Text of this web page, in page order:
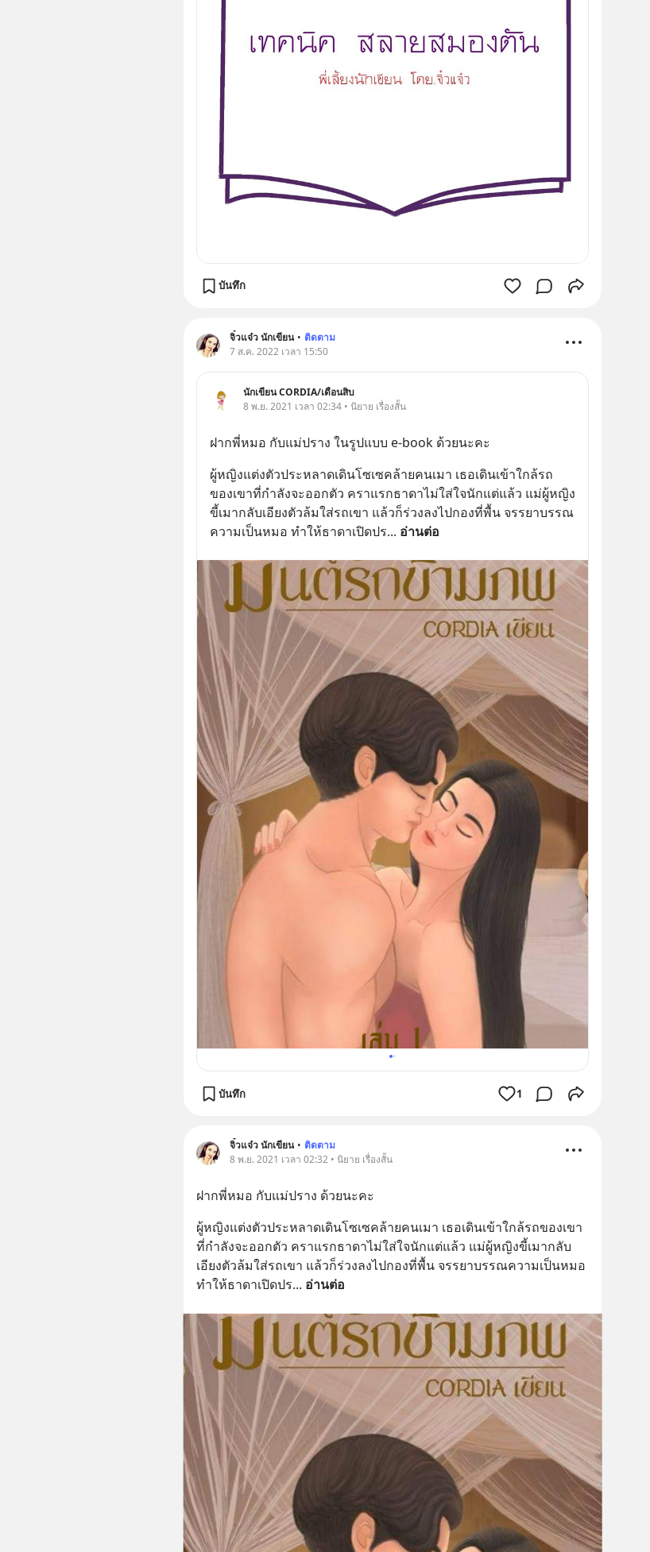
บันทึก
จิ๋วแจ๋ว นักเขียน • ติดตาม
7 ส.ค. 2022 เวลา 15:50
นักเขียน CORDIA/เดือนสิบ
8 พ.ย. 2021 เวลา 02:34 • นิยาย เรื่องสั้น
ฝากพี่หมอ กับแม่ปราง ในรูปแบบ e-book ด้วยนะคะ
ผู้หญิงแต่งตัวประหลาดเดินโซเซคล้ายคนเมา เธอเดินเข้าใกล้รถ
ของเขาที่กำลังจะออกตัว คราแรกธาดาไม่ใส่ใจนักแต่แล้ว แม่ผู้หญิง
ขี้เมากลับเอียงตัวล้มใส่รถเขา แล้วก็ร่วงลงไปกองที่พื้น จรรยาบรรณ
ความเป็นหมอ ทำให้ธาดาเปิดปร... อ่านต่อ
บันทึก 1
จิ๋วแจ๋ว นักเขียน • ติดตาม
8 พ.ย. 2021 เวลา 02:32 • นิยาย เรื่องสั้น
ฝากพี่หมอ กับแม่ปราง ด้วยนะคะ
ผู้หญิงแต่งตัวประหลาดเดินโซเซคล้ายคนเมา เธอเดินเข้าใกล้รถของเขา
ที่กำลังจะออกตัว คราแรกธาดาไม่ใส่ใจนักแต่แล้ว แม่ผู้หญิงขี้เมากลับ
เอียงตัวล้มใส่รถเขา แล้วก็ร่วงลงไปกองที่พื้น จรรยาบรรณความเป็นหมอ
ทำให้ธาดาเปิดปร... อ่านต่อ